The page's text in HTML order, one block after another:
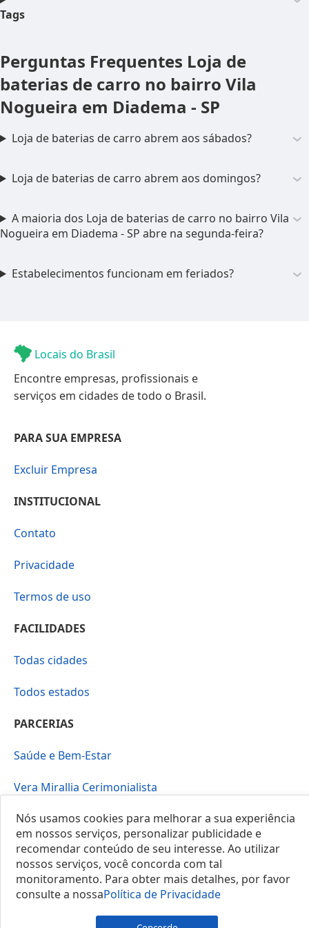
Tags
Perguntas Frequentes Loja de
baterias de carro no bairro Vila
Nogueira em Diadema - SP
Loja de baterias de carro abrem aos sábados?
Loja de baterias de carro abrem aos domingos?
A maioria dos Loja de baterias de carro no bairro Vila
Nogueira em Diadema - SP abre na segunda-feira?
Estabelecimentos funcionam em feriados?
Locais do Brasil
Encontre empresas, profissionais e
serviços em cidades de todo o Brasil.
PARA SUA EMPRESA
Excluir Empresa
INSTITUCIONAL
Contato
Privacidade
Termos de uso
FACILIDADES
Todas cidades
Todos estados
PARCERIAS
Saúde e Bem-Estar
Vera Mirallia Cerimonialista
© 2025 Locais do Brasil
Nós usamos cookies para melhorar a sua experiência
em nossos serviços, personalizar publicidade e
recomendar conteúdo de seu interesse. Ao utilizar
nossos serviços, você concorda com tal
monitoramento. Para obter mais detalhes, por favor
consulte a nossaPolítica de Privacidade